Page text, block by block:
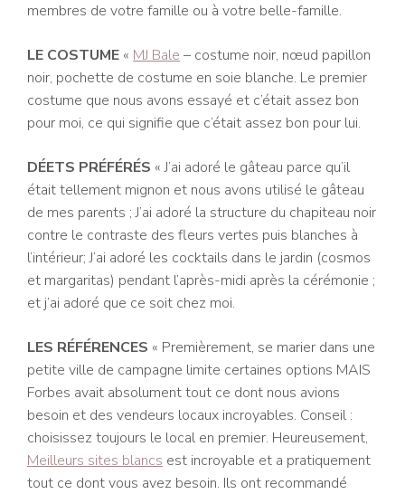
membres de votre famille ou à votre belle-famille.
LE COSTUME « MJ Bale – costume noir, nœud papillon
noir, pochette de costume en soie blanche. Le premier
costume que nous avons essayé et c’était assez bon
pour moi, ce qui signifie que c’était assez bon pour lui.
DÉETS PRÉFÉRÉS « J’ai adoré le gâteau parce qu’il
était tellement mignon et nous avons utilisé le gâteau
de mes parents ; J’ai adoré la structure du chapiteau noir
contre le contraste des fleurs vertes puis blanches à
l’intérieur; J’ai adoré les cocktails dans le jardin (cosmos
et margaritas) pendant l’après-midi après la cérémonie ;
et j’ai adoré que ce soit chez moi.
LES RÉFÉRENCES « Premièrement, se marier dans une
petite ville de campagne limite certaines options MAIS
Forbes avait absolument tout ce dont nous avions
besoin et des vendeurs locaux incroyables. Conseil :
choisissez toujours le local en premier. Heureusement,
Meilleurs sites blancs est incroyable et a pratiquement
tout ce dont vous avez besoin. Ils ont recommandé